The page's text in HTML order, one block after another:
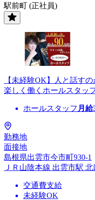
駅前町 (正社員)
【未経験OK】人と話す
楽しく働くホールスタッ
ホールスタッフ 月給
勤務地
面接地
島根県出雲市今市町930-1
ＪＲ山陰本線 出雲市駅
交通費支給
未経験OK